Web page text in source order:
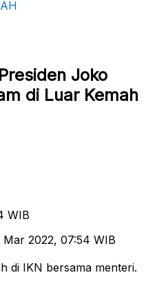
Joko
di Luar Kemah
WIB
Mar 2022, 07:54 WIB
di IKN bersama menteri.